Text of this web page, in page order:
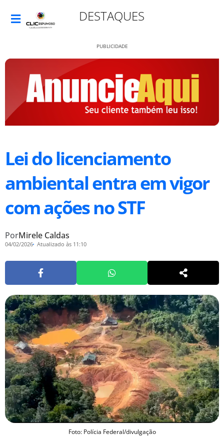
DESTAQUES
PUBLICIDADE
Lei do licenciamento
ambiental entra em vigor
com ações no STF
PorMirele Caldas
04/02/2026 Atualizado às 11:10
Foto: Polícia Federal/divulgação